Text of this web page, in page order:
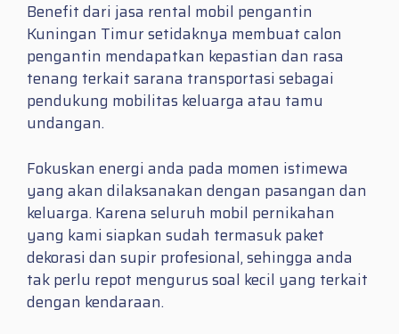
Benefit dari jasa rental mobil pengantin
Kuningan Timur setidaknya membuat calon
pengantin mendapatkan kepastian dan rasa
tenang terkait sarana transportasi sebagai
pendukung mobilitas keluarga atau tamu
undangan.
Fokuskan energi anda pada momen istimewa
yang akan dilaksanakan dengan pasangan dan
keluarga. Karena seluruh mobil pernikahan
yang kami siapkan sudah termasuk paket
dekorasi dan supir profesional, sehingga anda
tak perlu repot mengurus soal kecil yang terkait
dengan kendaraan.